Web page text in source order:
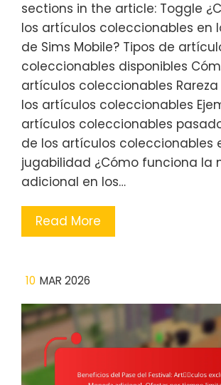
sections in the article: Toggle
los artículos coleccionables en
de Sims Mobile? Tipos de
coleccionables disponibles
artículos coleccionables
los artículos coleccionables
artículos coleccionables
de los artículos coleccionables
jugabilidad ¿Cómo funciona la
adicional en los…
Read More
10 MAR 2026